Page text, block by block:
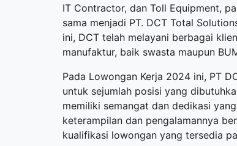
IT Contractor, dan Toll Equipment,
sama menjadi PT. DCT Total
ini, DCT telah melayani berbagai
manufaktur, baik swasta maupun
Pada Lowongan Kerja 2024 ini, PT
untuk sejumlah posisi yang
memiliki semangat dan dedikasi
keterampilan dan pengalamannya
kualifikasi lowongan yang tersedia